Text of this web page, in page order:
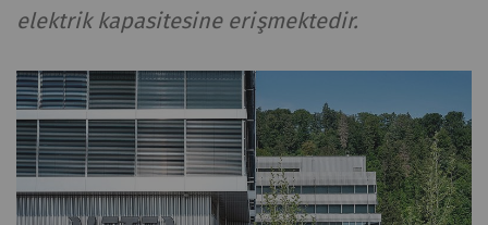
elektrik kapasitesine erişmektedir.